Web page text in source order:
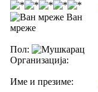
Ван
мреже
Пол:
Организација:
Име и презиме: